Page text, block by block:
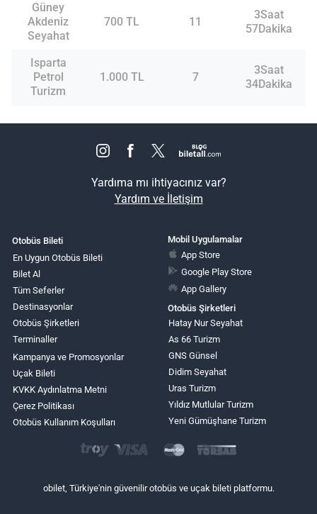
Güney
Akdeniz
Seyahat
700 TL 11
3Saat
57Dakika
Isparta
Petrol
Turizm
1.000 TL 7
3Saat
34Dakika
Yardıma mı ihtiyacınız var?
Yardım ve İletişim
Otobüs Bileti
En Uygun Otobüs Bileti
Bilet Al
Tüm Seferler
Destinasyonlar
Otobüs Şirketleri
Terminaller
Kampanya ve Promosyonlar
Uçak Bileti
KVKK Aydınlatma Metni
Çerez Politikası
Otobüs Kullanım Koşulları
Mobil Uygulamalar
App Store
Google Play Store
App Gallery
Otobüs Şirketleri
Hatay Nur Seyahat
As 66 Turizm
GNS Günsel
Didim Seyahat
Uras Turizm
Yıldız Mutlular Turizm
Yeni Gümüşhane Turizm
obilet, Türkiye'nin güvenilir otobüs ve uçak bileti platformu.